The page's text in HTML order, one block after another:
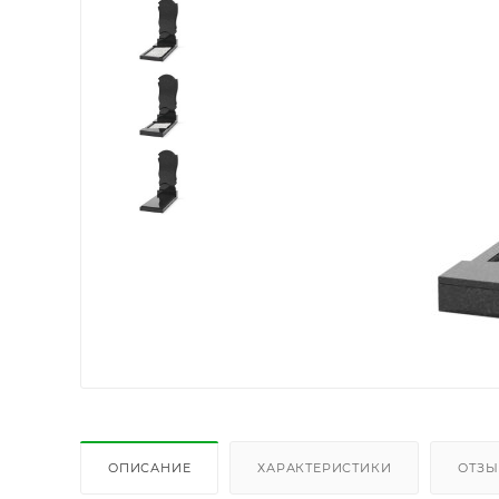
ОПИСАНИЕ ХАРАКТЕРИСТИКИ